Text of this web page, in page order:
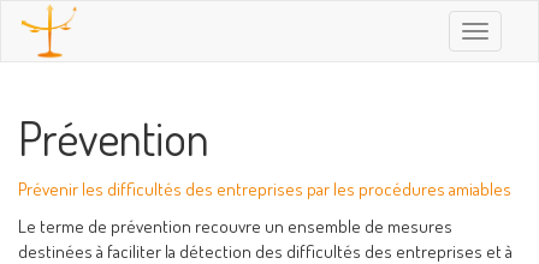
Toggle
Prévention
Prévenir les difficultés des entreprises par les procédures amiables
Le terme de prévention recouvre un ensemble de mesures
destinées à faciliter la détection des difficultés des entreprises et à